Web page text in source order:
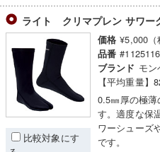
ライト クリマプレン サワー
比較対象にす
価格 ¥5,000（
品番 #1125116
ブランド モン
【平均重量】
0.5㎜厚の極
す。適度な保
ワーシューズ
です。